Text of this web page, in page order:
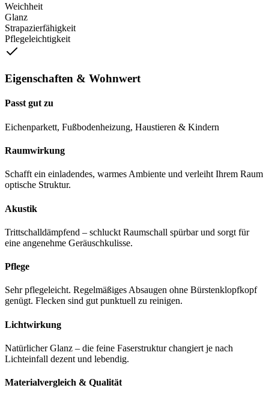
Weichheit
Glanz
Strapazierfähigkeit
Pflegeleichtigkeit
Eigenschaften & Wohnwert
Passt gut zu
Eichenparkett, Fußbodenheizung, Haustieren & Kindern
Raumwirkung
Schafft ein einladendes, warmes Ambiente und verleiht Ihrem Raum
optische Struktur.
Akustik
Trittschalldämpfend – schluckt Raumschall spürbar und sorgt für
eine angenehme Geräuschkulisse.
Pflege
Sehr pflegeleicht. Regelmäßiges Absaugen ohne Bürstenklopfkopf
genügt. Flecken sind gut punktuell zu reinigen.
Lichtwirkung
Natürlicher Glanz – die feine Faserstruktur changiert je nach
Lichteinfall dezent und lebendig.
Materialvergleich & Qualität